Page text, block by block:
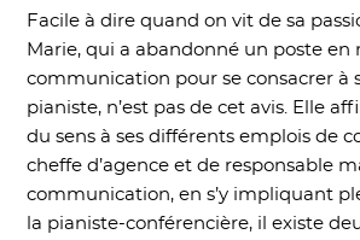
Facile à dire quand on vit de sa
Marie, qui a abandonné un poste en
communication pour se consacrer à
pianiste, n’est pas de cet avis. Elle
du sens à ses différents emplois de
cheffe d’agence et de responsable
communication, en s’y impliquant
la pianiste-conférencière, il existe